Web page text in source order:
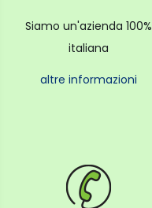
Siamo un'azienda 100%
italiana
altre informazioni